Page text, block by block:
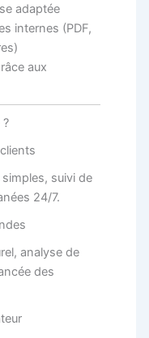
adaptée
internes (PDF,
aux
suivi de
24/7.
analyse de
des